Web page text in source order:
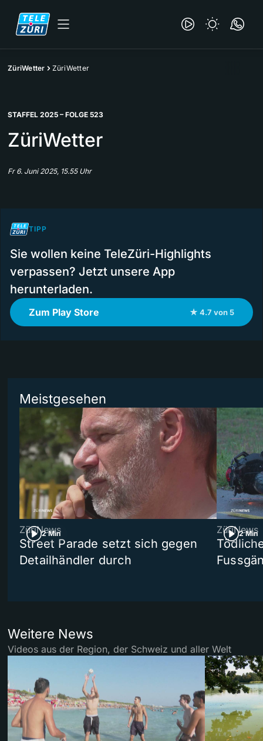
ZüriWetter ZüriWetter
STAFFEL 2025 – FOLGE 523
ZüriWetter
Fr 6. Juni 2025, 15.55 Uhr
TIPP
Sie wollen keine TeleZüri-Highlights
verpassen? Jetzt unsere App
herunterladen.
Zum Play Store ★ 4.7 von 5
Meistgesehen
2 Min
ZüriNews
Street Parade setzt sich gegen
Detailhändler durch
2 Min
ZüriNews
Weitere News
Videos aus der Region, der Schweiz und aller Welt